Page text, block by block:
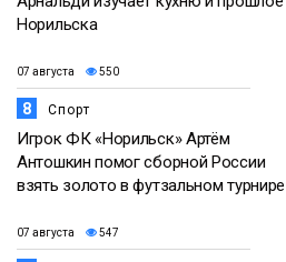
Норильска
07 августа 550
8 Спорт
Игрок ФК «Норильск» Артём
Антошкин помог сборной России
взять золото в футзальном турнире
07 августа 547